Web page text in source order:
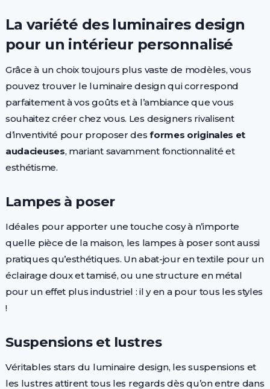
La variété des luminaires design
pour un intérieur personnalisé
Grâce à un choix toujours plus vaste de modèles, vous
pouvez trouver le luminaire design qui correspond
parfaitement à vos goûts et à l’ambiance que vous
souhaitez créer chez vous. Les designers rivalisent
d’inventivité pour proposer desformes originales et
audacieuses, mariant savamment fonctionnalité et
esthétisme.
Lampes à poser
Idéales pour apporter une touche cosy à n’importe
quelle pièce de la maison, les lampes à poser sont aussi
pratiques qu’esthétiques. Un abat-jour en textile pour un
éclairage doux et tamisé, ou une structure en métal
pour un effet plus industriel : il y en a pour tous les styles
!
Suspensions et lustres
Véritables stars du luminaire design, les suspensions et
les lustres attirent tous les regards dès qu’on entre dans